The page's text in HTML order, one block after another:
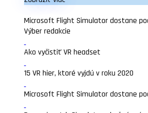
Microsoft Flight Simulator dostane
Výber redakcie
Ako vyčistiť VR headset
15 VR hier, ktoré vyjdú v roku 2020
Microsoft Flight Simulator dostane